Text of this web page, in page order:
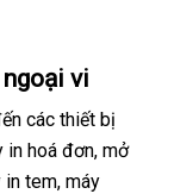
vi
các thiết bị
in hoá đơn, mở
tem, máy